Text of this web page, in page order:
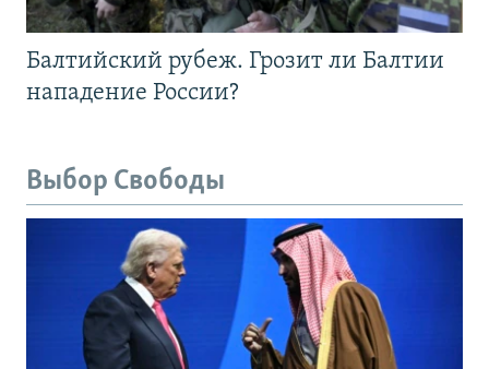
Балтийский рубеж. Грозит ли Балтии
нападение России?
Выбор Свободы